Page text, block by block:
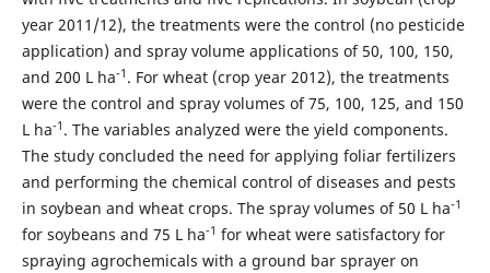
year 2011/12), the treatments were the control (no pesticide
application) and spray volume applications of 50, 100, 150,
and 200 L ha-1 . For wheat (crop year 2012), the treatments
were the control and spray volumes of 75, 100, 125, and 150
L ha-1 . The variables analyzed were the yield components.
The study concluded the need for applying foliar fertilizers
and performing the chemical control of diseases and pests
in soybean and wheat crops. The spray volumes of 50 L ha-1
for soybeans and 75 L ha-1 for wheat were satisfactory for
spraying agrochemicals with a ground bar sprayer on